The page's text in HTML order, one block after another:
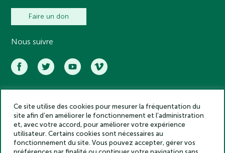
Faire un don
Nous suivre
Académie des inscriptions et belles lettres – Tous droits réservés
2025
Politique de confidentialité
Mentions légales
Crédits
Ce site utilise des cookies pour mesurer la fréquentation du
site afin d’en améliorer le fonctionnement et l’administration
et, avec votre accord, pour améliorer votre expérience
utilisateur. Certains cookies sont nécessaires au
fonctionnement du site. Vous pouvez accepter, gérer vos